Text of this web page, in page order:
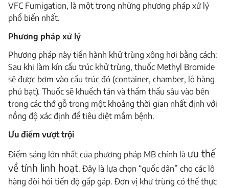
VFC Fumigation, là một trong những phương pháp xử lý
phổ biến nhất.
Phương pháp xử lý
Phương pháp này tiến hành khử trùng xông hơi bằng cách:
Sau khi làm kín cấu trúc khử trùng, thuốc Methyl Bromide
sẽ được bơm vào cấu trúc đó (container, chamber, lô hàng
phủ bạt). Thuốc sẽ khuếch tán và thẩm thấu sâu vào bên
trong các thớ gỗ trong một khoảng thời gian nhất định với
nồng độ xác định để tiêu diệt mầm bệnh.
Ưu điểm vượt trội
Điểm sáng lớn nhất của phương pháp MB chính là ưu thế
về tính linh hoạt. Đây là lựa chọn “quốc dân” cho các lô
hàng đòi hỏi tiến độ gấp gáp. Đơn vị khử trùng có thể thực